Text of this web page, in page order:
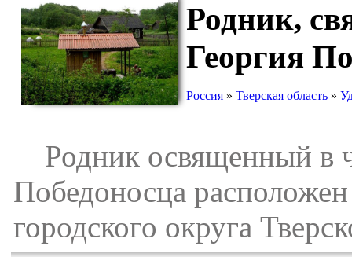
Родник,
Георгия
Россия »Тверская область »
Родник освященный в
Победоносца
городского округа